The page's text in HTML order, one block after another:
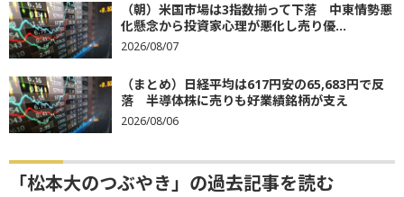
（朝）米国市場は3指数揃って下落 中東情勢悪
化懸念から投資家心理が悪化し売り優...
2026/08/07
（まとめ）日経平均は617円安の65,683円で反
落 半導体株に売りも好業績銘柄が支え
2026/08/06
「松本大のつぶやき」の過去記事を読む